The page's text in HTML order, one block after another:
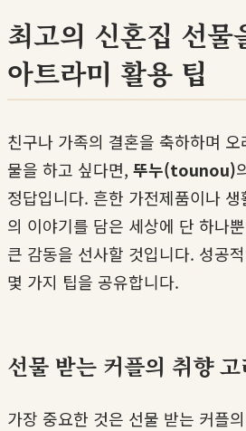
최고의 신혼집 선물
아트라미 활용 팁
친구나 가족의 결혼을 축하하며
물을 하고 싶다면, 뚜누(tounou)
정답입니다. 흔한 가전제품이나
의 이야기를 담은 세상에 단 하나
큰 감동을 선사할 것입니다. 성공
몇 가지 팁을 공유합니다.
선물 받는 커플의 취향 고
가장 중요한 것은 선물 받는 커플